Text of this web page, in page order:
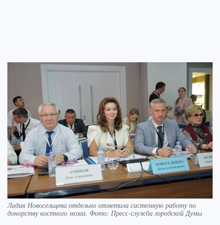
Лидия Новосельцева отдельно отметила системную работу по
донорству костного мозга. Фото: Пресс-служба городской Думы